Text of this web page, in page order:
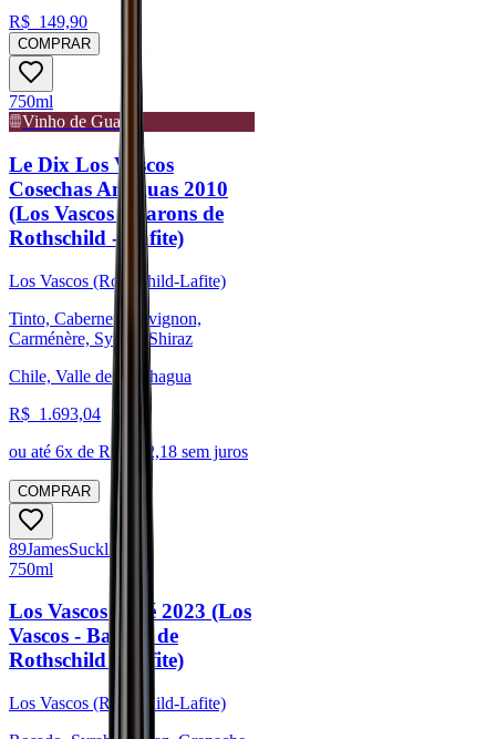
R$ 149,90
COMPRAR
750ml
Vinho de Guarda
Le Dix Los Vascos
Cosechas Antiguas 2010
(Los Vascos - Barons de
Rothschild - Lafite)
Los Vascos (Rothschild-Lafite)
Tinto, Cabernet Sauvignon,
Carménère, Syrah / Shiraz
Chile, Valle de Colchagua
R$ 1.693,04
ou até 6x de R$ 282,18 sem juros
COMPRAR
89JamesSuckling
750ml
Los Vascos Rosé 2023 (Los
Vascos - Barons de
Rothschild - Lafite)
Los Vascos (Rothschild-Lafite)